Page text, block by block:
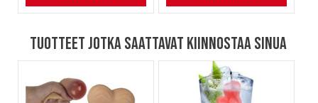
Tuotteet jotka saattavat kiinnostaa sinua